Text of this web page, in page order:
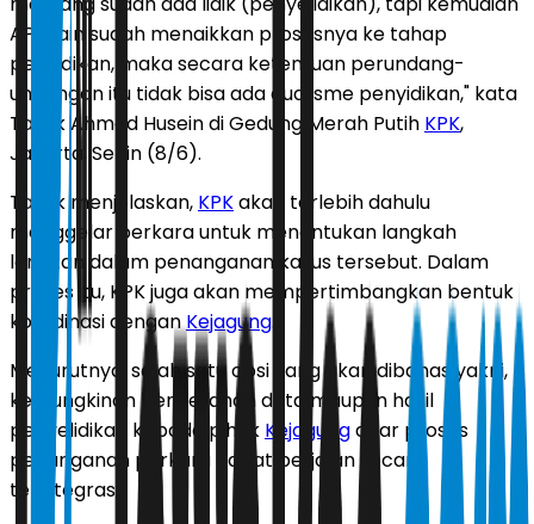
APH lain sudah menaikkan prosesnya ke tahap
penyidikan, maka secara ketentuan perundang-
undangan itu tidak bisa ada dualisme penyidikan," kata
Taufik Ahmad Husein di Gedung Merah Putih KPK,
Jakarta, Senin (8/6).
Taufik menjelaskan, KPKakan terlebih dahulu
menggelar perkara untuk menentukan langkah
lanjutan dalam penanganan kasus tersebut. Dalam
proses itu, KPK juga akan mempertimbangkan bentuk
koordinasi denganKejagung
Menurutnya, salah satu opsi yang akan dibahas yakni,
kemungkinan penyerahan data maupun hasil
penyelidikan kepada pihak Kejagungagar proses
penanganan perkara dapat berjalan secara
terintegrasi.